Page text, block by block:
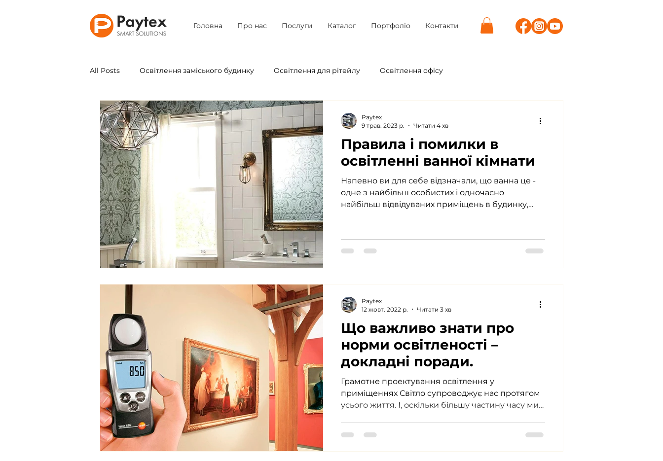
Головна Про нас Послуги Каталог Портфоліо Контакти
All Posts Освітлення заміського будинку Освітлення для рітейлу Освітлення офісу
Промислове освітлення Освітлення кафе і ресторану
Освітлення інтер'єру Архітектурне освітлення Характеристики ЛЕД світильників
Види ЛЕД світильників Освітлення для кухні Еко-центричні об'єкти/простори
Комфорт та безпека для здоров'я Естетика в освітленні
Ландшафтне освітлення Світильники для рослин
Правила і помилки в
освітленні ванної кімнати
Напевно ви для себе відзначали, що ванна це -
одне з найбільш особистих і одночасно
найбільш відвідуваних приміщень в будинку,
Paytex
9 трав. 2023 р.
Читати 4 хв
Що важливо знати про
норми освітленості –
докладні поради.
Грамотне проектування освітлення у
приміщеннях Світло супроводжує нас протягом
усього життя. І, оскільки більшу частину часу ми
Paytex
12 жовт. 2022 р.
Читати 3 хв